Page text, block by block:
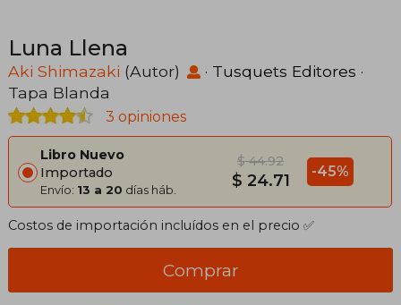
Luna Llena
Aki Shimazaki (Autor) · Tusquets Editores ·
Tapa Blanda
3 opiniones
Libro Nuevo
Importado
Envío: 13 a 20 días háb.
$ 44.92
$ 24.71 -45%
Costos de importación incluídos en el precio ✅
Comprar